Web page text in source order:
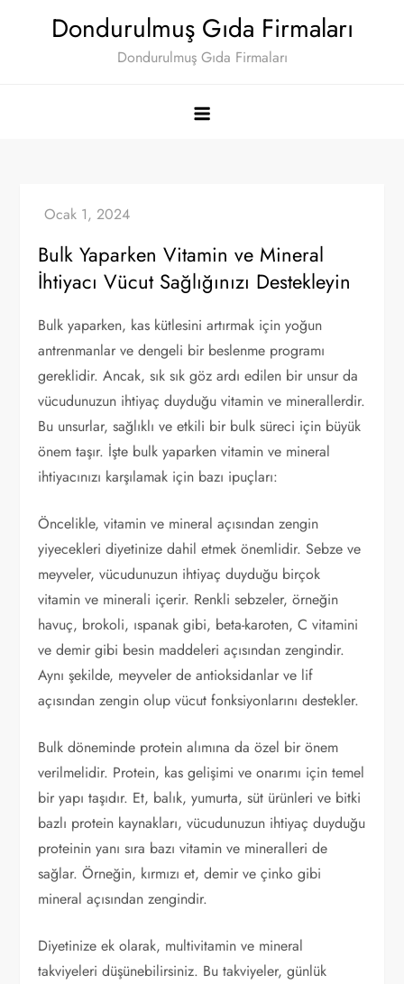
Dondurulmuş Gıda Firmaları
Dondurulmuş Gıda Firmaları
Bulk Yaparken Vitamin ve Mineral
İhtiyacı Vücut Sağlığınızı Destekleyin
Bulk yaparken, kas kütlesini artırmak için yoğun
antrenmanlar ve dengeli bir beslenme programı
gereklidir. Ancak, sık sık göz ardı edilen bir unsur da
vücudunuzun ihtiyaç duyduğu vitamin ve minerallerdir.
Bu unsurlar, sağlıklı ve etkili bir bulk süreci için büyük
önem taşır. İşte bulk yaparken vitamin ve mineral
ihtiyacınızı karşılamak için bazı ipuçları:
Öncelikle, vitamin ve mineral açısından zengin
yiyecekleri diyetinize dahil etmek önemlidir. Sebze ve
meyveler, vücudunuzun ihtiyaç duyduğu birçok
vitamin ve minerali içerir. Renkli sebzeler, örneğin
havuç, brokoli, ıspanak gibi, beta-karoten, C vitamini
ve demir gibi besin maddeleri açısından zengindir.
Aynı şekilde, meyveler de antioksidanlar ve lif
açısından zengin olup vücut fonksiyonlarını destekler.
Bulk döneminde protein alımına da özel bir önem
verilmelidir. Protein, kas gelişimi ve onarımı için temel
bir yapı taşıdır. Et, balık, yumurta, süt ürünleri ve bitki
bazlı protein kaynakları, vücudunuzun ihtiyaç duyduğu
proteinin yanı sıra bazı vitamin ve mineralleri de
sağlar. Örneğin, kırmızı et, demir ve çinko gibi
mineral açısından zengindir.
Diyetinize ek olarak, multivitamin ve mineral
takviyeleri düşünebilirsiniz. Bu takviyeler, günlük